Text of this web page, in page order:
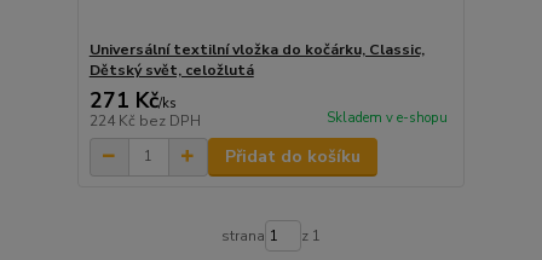
Universální textilní vložka do kočárku, Classic,
Dětský svět, celožlutá
271 Kč/ks
224 Kč bez DPH Skladem v e-shopu
Přidat do košíku
strana z 1